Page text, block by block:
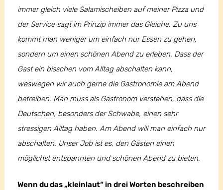
immer gleich viele Salamischeiben auf meiner Pizza und
der Service sagt im Prinzip immer das Gleiche. Zu uns
kommt man weniger um einfach nur Essen zu gehen,
sondern um einen schönen Abend zu erleben. Dass der
Gast ein bisschen vom Alltag abschalten kann,
weswegen wir auch gerne die Gastronomie am Abend
betreiben. Man muss als Gastronom verstehen, dass die
Deutschen, besonders der Schwabe, einen sehr
stressigen Alltag haben. Am Abend will man einfach nur
abschalten. Unser Job ist es, den Gästen einen
möglichst entspannten und schönen Abend zu bieten.
Wenn du das „kleinlaut“ in drei Worten beschreiben